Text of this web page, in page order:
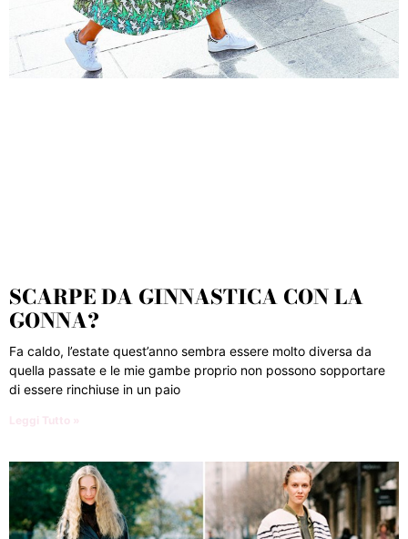
SCARPE DA GINNASTICA CON LA
GONNA?
Fa caldo, l’estate quest’anno sembra essere molto diversa da
quella passate e le mie gambe proprio non possono sopportare
di essere rinchiuse in un paio
Leggi Tutto »